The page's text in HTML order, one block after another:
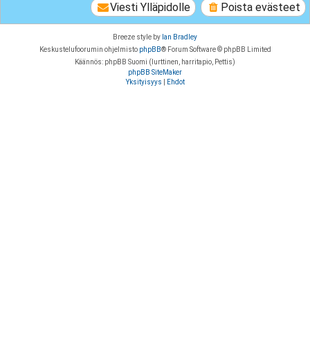
Poista evästeet
Viesti Ylläpidolle
Breeze style by Ian Bradley
Keskustelufoorumin ohjelmisto phpBB® Forum Software © phpBB Limited
Käännös: phpBB Suomi (lurttinen, harritapio, Pettis)
phpBB SiteMaker
Yksityisyys
Ehdot